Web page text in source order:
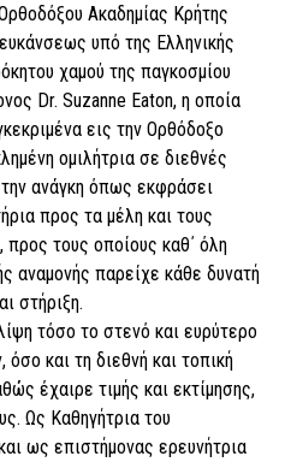
Ακαδημίας Κρήτης
υπό της Ελληνικής
χαμού της παγκοσμίου
Dr. Suzanne Eaton, η οποία
εις την Ορθόδοξο
ομιλήτρια σε διεθνές
ανάγκη όπως εκφράσει
προς τα μέλη και τους
προς τους οποίους καθ΄ όλη
αναμονής παρείχε κάθε δυνατή
στήριξη.
τόσο το στενό και ευρύτερο
και τη διεθνή και τοπική
έχαιρε τιμής και εκτίμησης,
Ως Καθηγήτρια του
ως επιστήμονας ερευνήτρια